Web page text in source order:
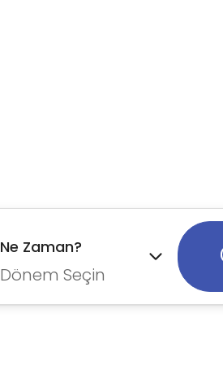
Ne Zaman?
Dönem Seçin